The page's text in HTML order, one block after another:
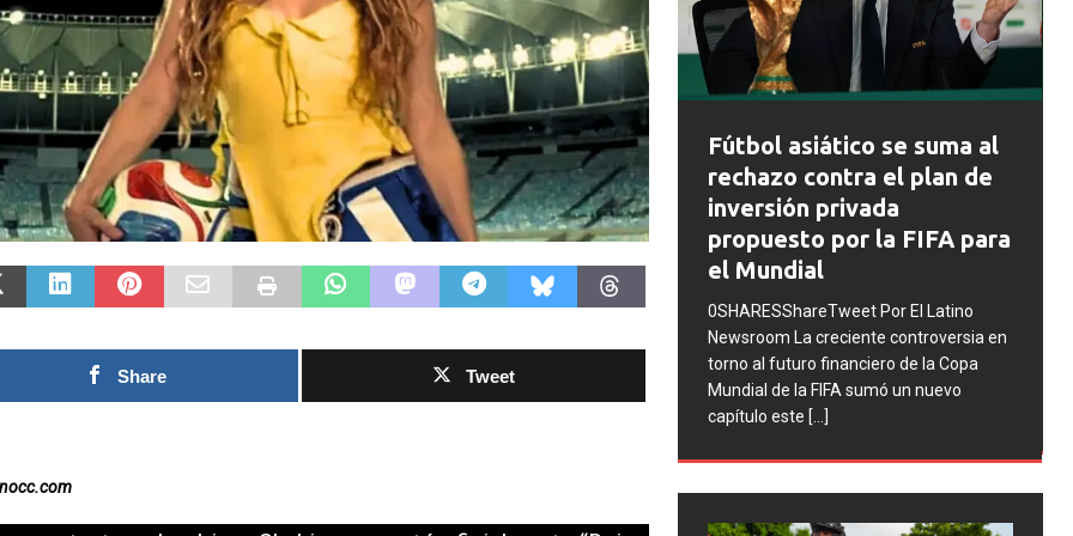
Share Tweet
Las Islas Malvinas y el
deporte: una historia de
identidad, memoria y
pasión nacional
0SHARESShareTweet Por El Latino
Newsroom El deporte ha sido, a lo largo
de la historia, mucho más que una
competencia entre equipos o atletas. En
[...]
Fútbol asiático se suma al
rechazo contra el plan de
inversión privada
propuesto por la FIFA para
el Mundial
0SHARESShareTweet Por El Latino
torno al futuro financiero de la Copa
FIFA abre expedientes
disciplinarios contra
Argentina tras los
incidentes en la final del
Mundial 2026
0SHARESShareTweet Por El Latino
Newsroom La FIFA inició una serie de
procesos disciplinarios contra la
Asociación del Fútbol Argentino (AFA),
cuatro integrantes de la selección